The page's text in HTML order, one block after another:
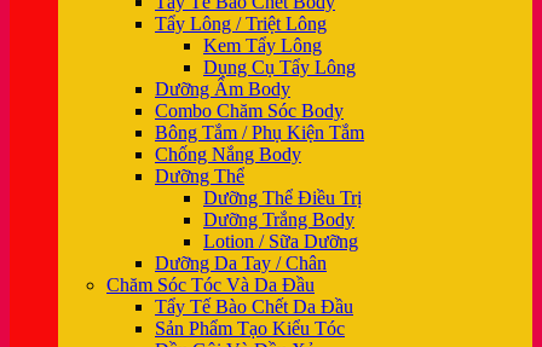
Tẩy Lông / Triệt Lông
Kem Tẩy Lông
Dụng Cụ Tẩy Lông
Dưỡng Ẩm Body
Combo Chăm Sóc Body
Bông Tắm / Phụ Kiện Tắm
Chống Nắng Body
Dưỡng Thể
Dưỡng Thể Điều Trị
Dưỡng Trắng Body
Lotion / Sữa Dưỡng
Dưỡng Da Tay / Chân
Chăm Sóc Tóc Và Da Đầu
Tẩy Tế Bào Chết Da Đầu
Sản Phẩm Tạo Kiểu Tóc